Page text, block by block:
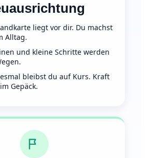
liegt vor dir. Du machst
Alltag.
und kleine Schritte werden
bleibst du auf Kurs. Kraft
Gepäck.